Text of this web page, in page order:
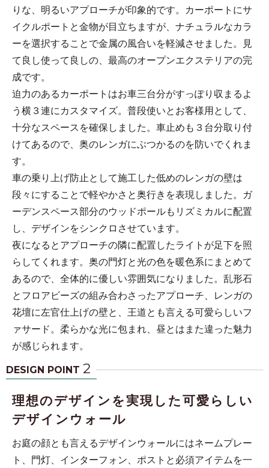
りな、明るいアプローチが印象的です。カーポートにサ
イクルポートと金物が目立ちますが、ナチュラルなカラ
ーを選択することで金属の風合いを軽減させました。見
て良し使って良しの、最高のオープンエクステリアの完
成です。
迫力のあるカーポートはお車三台分がすっぽり収まるよ
う横３連にカスタマイズ。普段使いとお客様用として、
十分なスペースを確保しました。車止めも３台分取り付
けてあるので、奥のレンガにぶつかるのを防いでくれま
す。
車の乗り上げ防止として施工した低めのレンガの壁は
段々にすることで軽やかさと奥行きを表現しました。ガ
ーデンスペース部分のウッドポールもリズミカルに配置
し、デザインをシンクロさせています。
夜になるとアプローチの隣に配置したライトが足下を照
らしてくれます。奥の門灯と光の色を暖色系にまとめて
あるので、全体的に優しい雰囲気になりました。乱形石
とフロアビーズの組み合わさったアプローチ、レンガの
花壇に左官仕上げの壁と、王道とも言える可愛らしいフ
ァサード。柔らかな光に包まれ、昼とはまた違った魅力
が感じられます。
DESIGN POINT 2
理想のデザインを実現した可愛らしい
デザインウォール
お庭の顔とも言えるデザインウォールにはネームプレー
ト、門灯、インターフォン、ポストと必須アイテムを一